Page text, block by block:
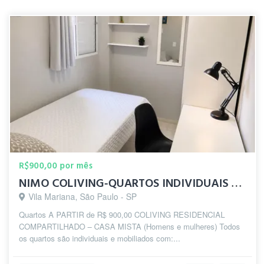
R$900,00 por mês
NIMO COLIVING-QUARTOS INDIVIDUAIS 10 MIN DO METRÔ SANTA CRUZ
Vila Mariana, São Paulo - SP
Quartos A PARTIR de R$ 900,00 COLIVING RESIDENCIAL
COMPARTILHADO – CASA MISTA (Homens e mulheres) Todos
os quartos são individuais e mobiliados com:...